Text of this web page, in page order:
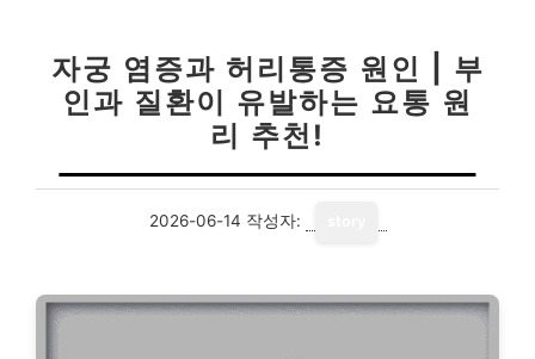
자궁 염증과 허리통증 원인 | 부
인과 질환이 유발하는 요통 원
리 추천!
2026-06-14 작성자: